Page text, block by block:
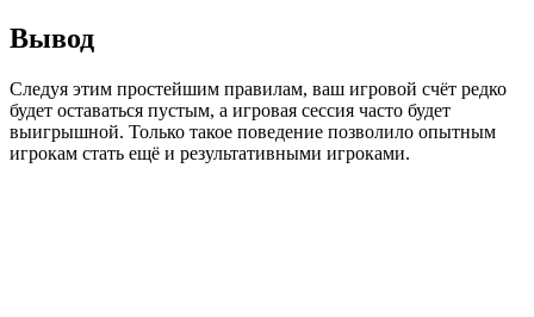
Вывод
Следуя этим простейшим правилам, ваш игровой счёт редко
будет оставаться пустым, а игровая сессия часто будет
выигрышной. Только такое поведение позволило опытным
игрокам стать ещё и результативными игроками.